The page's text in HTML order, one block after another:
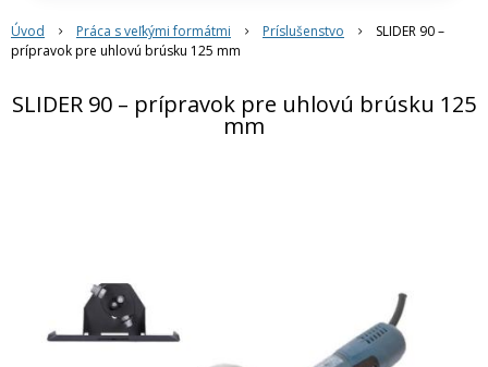
Úvod Práca s veľkými formátmi Príslušenstvo
SLIDER 90 –
prípravok pre uhlovú brúsku 125 mm
SLIDER 90 – prípravok pre uhlovú brúsku 125
mm